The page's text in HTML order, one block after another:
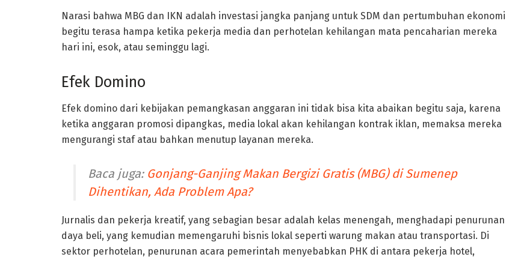
Narasi bahwa MBG dan IKN adalah investasi jangka panjang untuk SDM dan pertumbuhan ekonomi
begitu terasa hampa ketika pekerja media dan perhotelan kehilangan mata pencaharian mereka
hari ini, esok, atau seminggu lagi.
Efek Domino
Efek domino dari kebijakan pemangkasan anggaran ini tidak bisa kita abaikan begitu saja, karena
ketika anggaran promosi dipangkas, media lokal akan kehilangan kontrak iklan, memaksa mereka
mengurangi staf atau bahkan menutup layanan mereka.
Baca juga: Gonjang-Ganjing Makan Bergizi Gratis (MBG) di Sumenep
Dihentikan, Ada Problem Apa?
Jurnalis dan pekerja kreatif, yang sebagian besar adalah kelas menengah, menghadapi penurunan
daya beli, yang kemudian memengaruhi bisnis lokal seperti warung makan atau transportasi. Di
sektor perhotelan, penurunan acara pemerintah menyebabkan PHK di antara pekerja hotel,